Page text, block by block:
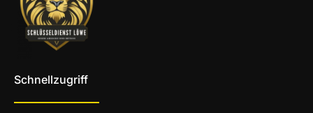
Schnellzugriff